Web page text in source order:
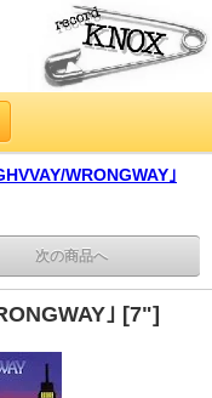
WRONGWAY｣
次の商品へ
｣ [7"]